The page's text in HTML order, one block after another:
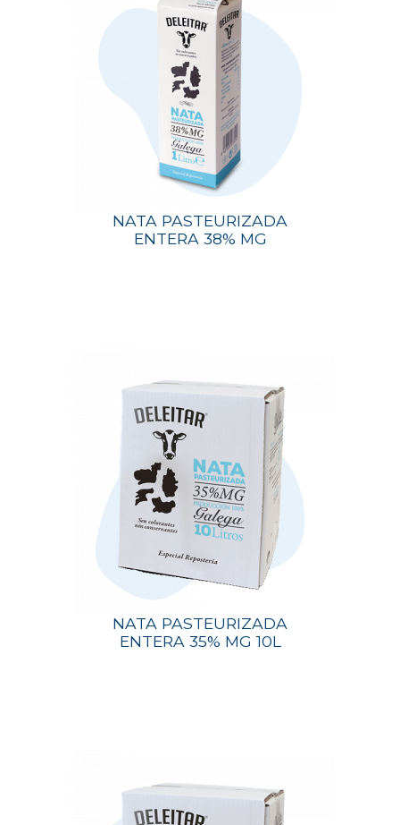
NATA PASTEURIZADA
ENTERA 38% MG
NATA PASTEURIZADA
ENTERA 35% MG 10L